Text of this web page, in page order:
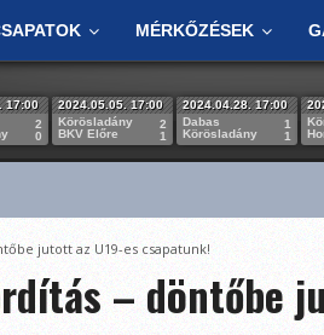
MÉRKŐZÉSEK
17:00
2
0
2024.05.05. 17:00
Körösladány
BKV Előre
2
1
2024.04.28. 17:00
Dabas
Körösladány
1
1
jutott az U19-es csapatunk!
– döntőbe